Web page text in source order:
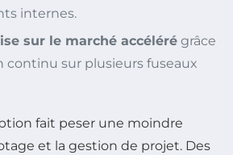
internes.
sur le marché accéléré grâce
continu sur plusieurs fuseaux
fait peser une moindre
et la gestion de projet. Des